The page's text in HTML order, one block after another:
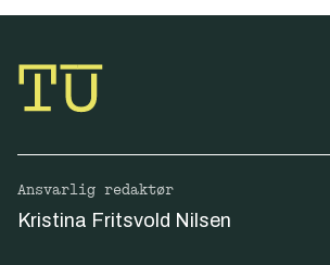
Ansvarlig redaktør
Kristina Fritsvold Nilsen